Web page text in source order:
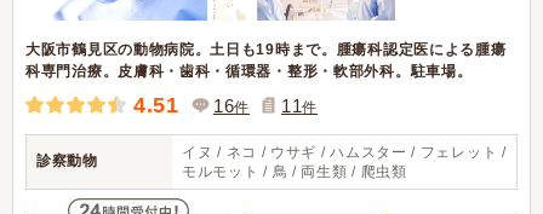
大阪市鶴見区の動物病院。土日も19時まで。腫瘍科認定医による腫瘍
科専門治療。皮膚科・歯科・循環器・整形・軟部外科。駐車場。
4.51 16件 11件
診察動物
イヌ / ネコ / ウサギ / ハムスター / フェレット /
モルモット / 鳥 / 両生類 / 爬虫類